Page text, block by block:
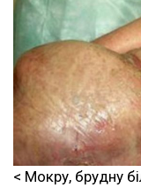
< Мокру, брудну